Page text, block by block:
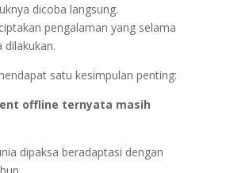
dicoba langsung.
pengalaman yang selama
dilakukan.
satu kesimpulan penting:
offline ternyata masih
dipaksa beradaptasi dengan